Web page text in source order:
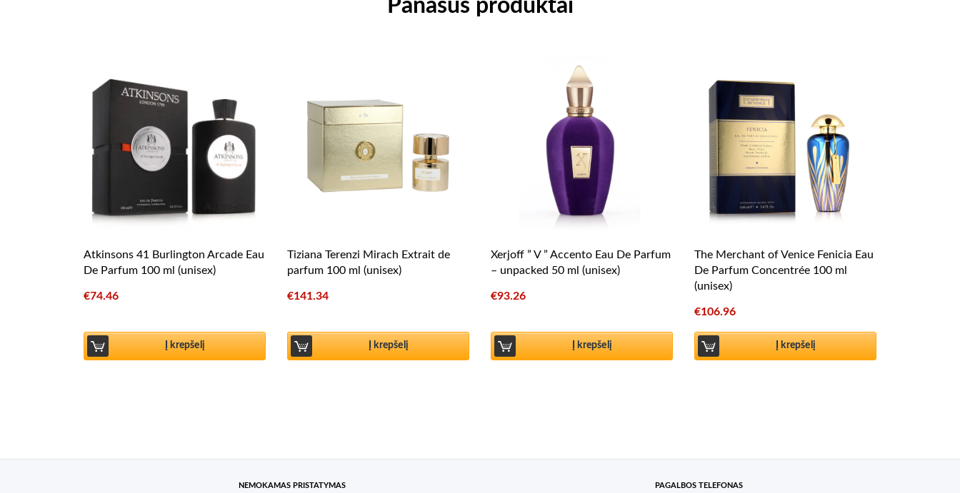
Panašūs produktai
Atkinsons 41 Burlington Arcade Eau
De Parfum 100 ml (unisex)
€74.46
Į krepšelį
Tiziana Terenzi Mirach Extrait de
parfum 100 ml (unisex)
€141.34
Į krepšelį
Xerjoff ” V ” Accento Eau De Parfum
– unpacked 50 ml (unisex)
€93.26
Į krepšelį
The Merchant of Venice Fenicia Eau
De Parfum Concentrée 100 ml
(unisex)
€106.96
Į krepšelį
NEMOKAMAS PRISTATYMAS PAGALBOS TELEFONAS